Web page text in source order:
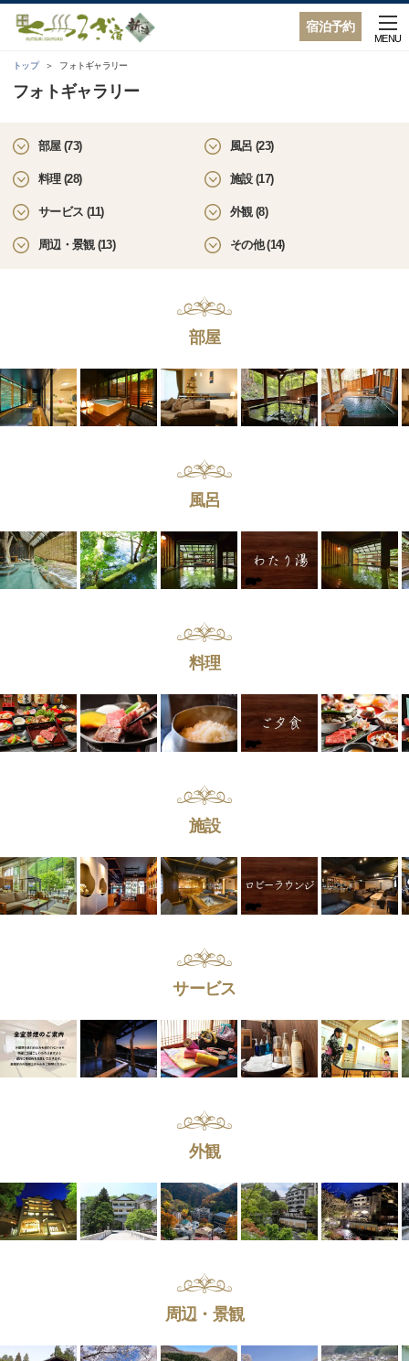
宿泊予約
MENU
トップ フォトギャラリー
フォトギャラリー
部屋 (73) 風呂 (23)
料理 (28) 施設 (17)
サービス (11) 外観 (8)
周辺・景観 (13) その他 (14)
部屋
風呂
料理
施設
サービス
外観
周辺・景観